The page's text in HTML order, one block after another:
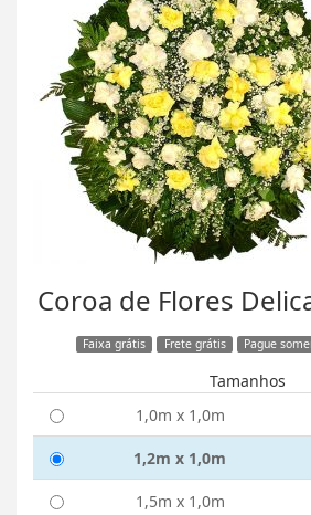
Coroa de Flores
Faixa grátis Frete grátis Pague
Tamanhos
1,0m x 1,0m
1,2m x 1,0m
1,5m x 1,0m